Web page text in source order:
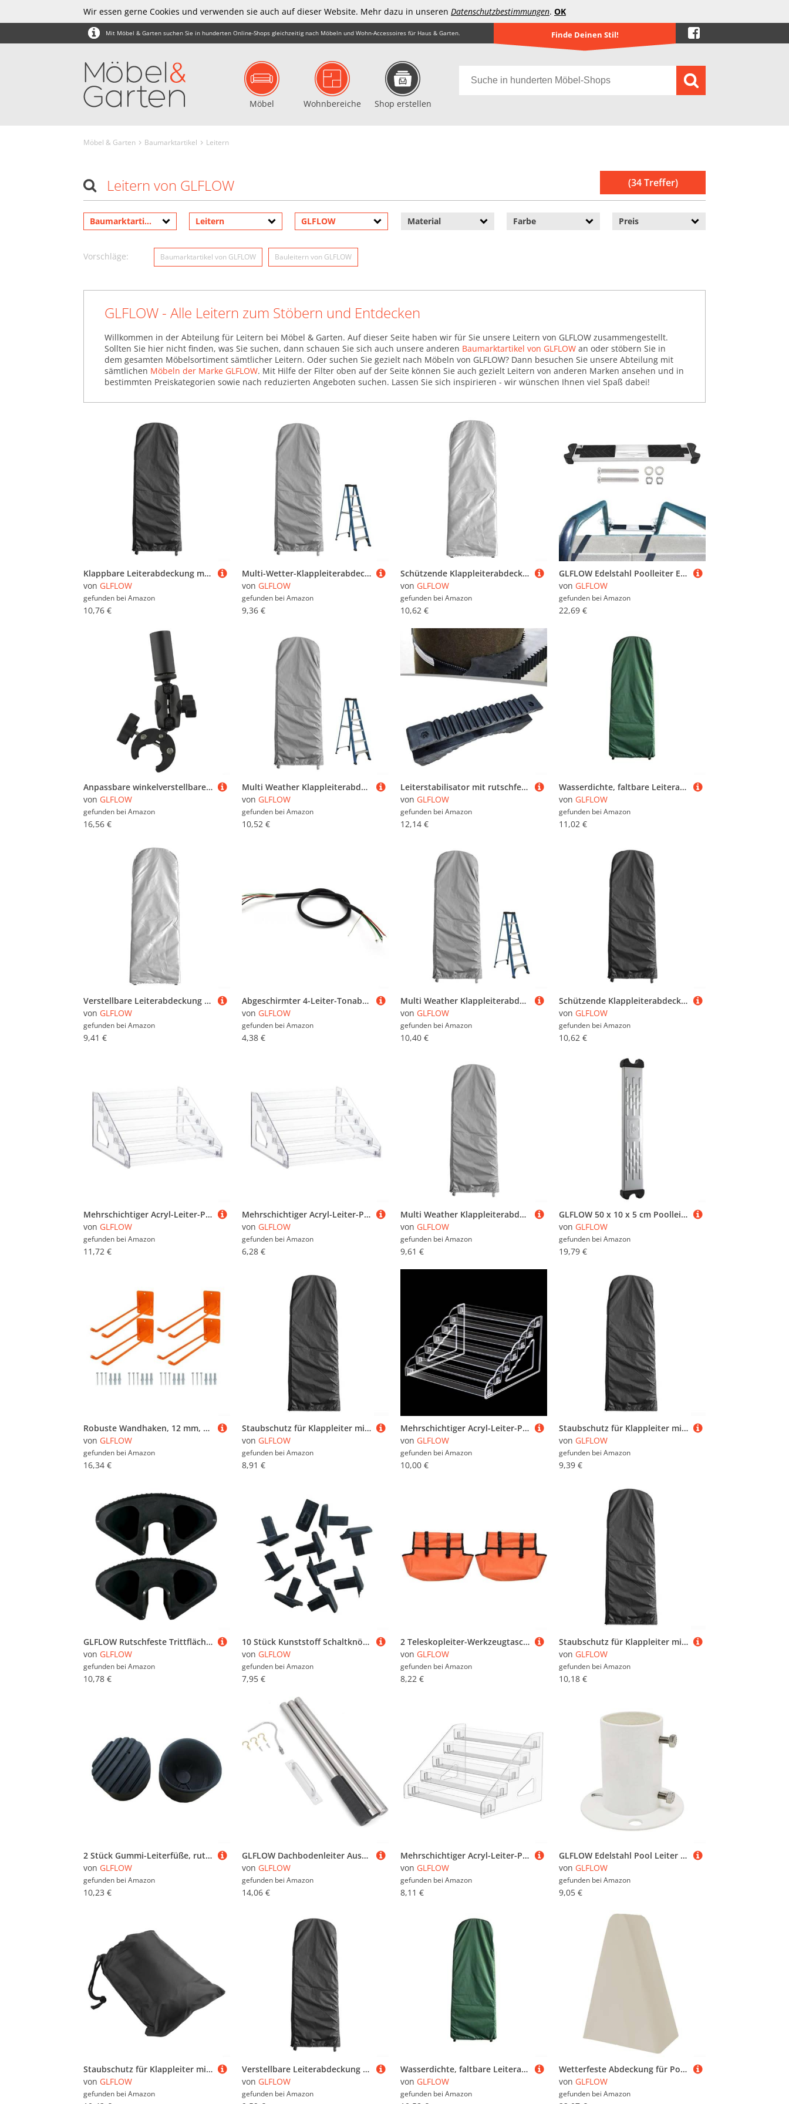
Wir essen gerne Cookies und verwenden sie auch auf dieser Website. Mehr dazu in unseren Datenschutzbestimmungen. OK
Mit Möbel & Garten suchen Sie in hunderten Online-Shops gleichzeitig nach Möbeln und Wohn-Accessoires für Haus & Garten. Finde Deinen Stil!
Möbel Wohnbereiche Shop erstellen
Möbel & Garten Baumarktartikel Leitern
(34 Treffer)
Leitern von GLFLOW
Baumarktartikel Leitern GLFLOW Material Farbe Preis
Vorschläge: Baumarktartikel von GLFLOW Bauleitern von GLFLOW
GLFLOW - Alle Leitern zum Stöbern und Entdecken
Willkommen in der Abteilung für Leitern bei Möbel & Garten. Auf dieser Seite haben wir für Sie unsere Leitern von GLFLOW zusammengestellt.
Sollten Sie hier nicht finden, was Sie suchen, dann schauen Sie sich auch unsere anderen Baumarktartikel von GLFLOW an oder stöbern Sie in
dem gesamten Möbelsortiment sämtlicher Leitern. Oder suchen Sie gezielt nach Möbeln von GLFLOW? Dann besuchen Sie unsere Abteilung mit
sämtlichen Möbeln der Marke GLFLOW. Mit Hilfe der Filter oben auf der Seite können Sie auch gezielt Leitern von anderen Marken ansehen und in
bestimmten Preiskategorien sowie nach reduzierten Angeboten suchen. Lassen Sie sich inspirieren - wir wünschen Ihnen viel Spaß dabei!
Klappbare Leiterabdeckung mit verstellbarem Kordelzug, aus wasserdichtem 210D-Oxford-Gewebe, entworfen zum Schutz der Leitern während der Lagerung und des Transports im Freien (schwarz)
von GLFLOW
gefunden bei Amazon
10,76 €
Multi-Wetter-Klappleiterabdeckung zum Schutz im Freien vor Elementen (50 x 124 x 6,5 cm, grün)
von GLFLOW
gefunden bei Amazon
9,36 €
Schützende Klappleiterabdeckung mit verstellbarem Kordelzug, aus wasserdichtem 210D-Oxford-Tuch, schützt die Leiter vor Schmutz, Staub und Witterungseinflüssen (Silber)
von GLFLOW
gefunden bei Amazon
10,62 €
GLFLOW Edelstahl Poolleiter Ersatzstufe Schwimmbadleiter Stufen Ersatzpedale Schwimmen für mit Anti-Rutsch Gummipads 50 x 7,5 cm
von GLFLOW
gefunden bei Amazon
22,69 €
Anpassbare winkelverstellbare Klemmhalterung für Wohnmobil-Leitern, perfekt geeignet für verschiedene Aktivitäten
von GLFLOW
gefunden bei Amazon
16,56 €
Multi Weather Klappleiterabdeckung für Outdoor-Schutz vor Elementen (50 x 195 x 6,5 cm, grau)
von GLFLOW
gefunden bei Amazon
10,52 €
Leiterstabilisator mit rutschfester Matte für sicheren Leiteraufbau, Werkzeugaufbewahrung, geeignet für Leitern mit 4 cm Nut
von GLFLOW
gefunden bei Amazon
12,14 €
Wasserdichte, faltbare Leiterabdeckung mit Kordelzug, entworfen, um sicher zu passen und die Leiter vor Wasser, Staub und UV-Schäden zu schützen (50 x 195 x 12 cm)
von GLFLOW
gefunden bei Amazon
11,02 €
Verstellbare Leiterabdeckung für den Außenbereich, einfach zu entfernen und zu reinigen, für verschiedene Leitern (Silber)
von GLFLOW
gefunden bei Amazon
9,41 €
Abgeschirmter 4-Leiter-Tonabnehmerdraht für Gitarren-Schaltungsanschluss mit überlegener Geräuschunterdrückung und flexiblem Design
von GLFLOW
gefunden bei Amazon
4,38 €
Multi Weather Klappleiterabdeckung für Outdoor-Schutz vor Elementen (50 x 195 x 6,5 cm, grün)
von GLFLOW
gefunden bei Amazon
10,40 €
Schützende Klappleiterabdeckung mit verstellbarem Kordelzug, aus wasserdichtem 210D-Oxford-Tuch, schützt die Leiter vor Schmutz, Staub und Witterungseinflüssen (schwarz)
von GLFLOW
gefunden bei Amazon
10,62 €
Mehrschichtiger Acryl-Leiter-Präsentationsständer für die Organisation von Kosmetika, Ornamenten und Sammlerstücken, transparente Aufbewahrungsbox, geeignet für Heimdekoration und Einzelhandel (7
von GLFLOW
gefunden bei Amazon
11,72 €
Mehrschichtiger Acryl-Leiter-Präsentationsständer für die Organisation von Kosmetika, Ornamenten und Sammlerstücken, transparente Aufbewahrungsbox, geeignet für Heimdekoration und Einzelhandel (3
von GLFLOW
gefunden bei Amazon
6,28 €
Multi Weather Klappleiterabdeckung für Outdoor-Schutz vor Elementen (50 x 174 x 6,5 cm, grau)
von GLFLOW
gefunden bei Amazon
9,61 €
GLFLOW 50 x 10 x 5 cm Poolleiter, Ersatz-Tritt, Poolleiter, 304 Edelstahl, rutschfeste Stufe für den Außenbereich (Meerjungfrau-Pedale)
von GLFLOW
gefunden bei Amazon
19,79 €
Robuste Wandhaken, 12 mm, massives Eisen mit PVC-Beschichtung, für Garagenaufbewahrung von Leitern, Fahrrädern, Reifen und Gartengeräten, 4 Stück
von GLFLOW
gefunden bei Amazon
16,34 €
Staubschutz für Klappleiter mit 210D-Oxford-Material für verbesserten Schutz und Wartung (50 x 124 x 6,5 cm)
von GLFLOW
gefunden bei Amazon
8,91 €
Mehrschichtiger Acryl-Leiter-Präsentationsständer für die Organisation von Kosmetika, Ornamenten und Sammlerstücken, transparente Aufbewahrungsbox, geeignet für Heimdekoration und Einzelhandel (6
von GLFLOW
gefunden bei Amazon
10,00 €
Staubschutz für Klappleiter mit 210D-Oxford-Material für verbesserten Schutz und Wartung (50 x 154 x 6,5 cm)
von GLFLOW
gefunden bei Amazon
9,39 €
GLFLOW Rutschfeste Trittfläche für Schlafsaal, Fußstütze, Gummi-Stufenpolster für sicheren Zugang zu Etagenbetten, passend für die meisten College-Wohnheim-Leitertypen, 2 Stück, schwarz
von GLFLOW
gefunden bei Amazon
10,78 €
10 Stück Kunststoff Schaltknöpfe für Teleskopleiterschlösser Ersatzteile passend für verschiedene Erweiterungsleitermodelle
von GLFLOW
gefunden bei Amazon
7,95 €
2 Teleskopleiter-Werkzeugtaschen zum Aufbewahren und Organisieren von Werkzeugen und bieten gleichzeitig schnellen Zugriff für effizientes Arbeiten
von GLFLOW
gefunden bei Amazon
8,22 €
Staubschutz für Klappleiter mit 210D-Oxford-Material für verbesserten Schutz und Wartung (50 x 174 x 12 cm)
von GLFLOW
gefunden bei Amazon
10,18 €
2 Stück Gummi-Leiterfüße, rutschfeste runde Pads für Sicherheit und Bodenschutz für verschiedene Leitertypen
von GLFLOW
gefunden bei Amazon
10,23 €
GLFLOW Dachbodenleiter Ausziehsystem Kit Edelstahl Haken Ersatz für einfachen Zugang und erhöhte Sicherheit
von GLFLOW
gefunden bei Amazon
14,06 €
Mehrschichtiger Acryl-Leiter-Präsentationsständer für die Organisation von Kosmetika, Ornamenten und Sammlerstücken, transparente Aufbewahrungsbox, geeignet für Heimdekoration und Einzelhandel (5
von GLFLOW
gefunden bei Amazon
8,11 €
GLFLOW Edelstahl Pool Leiter Flansche Basis 3,8 cm Handlaufhalterung Schwimmbad Deck Geländer Boot Yacht Marine Hardware Weiß 75 mm Rostfreie Basishalterung
von GLFLOW
gefunden bei Amazon
9,05 €
Staubschutz für Klappleiter mit 210D-Oxford-Material für verbesserten Schutz und Wartung (50 x 195 x 6,5 cm)
von GLFLOW
gefunden bei Amazon
Verstellbare Leiterabdeckung für den Außenbereich, leicht zu entfernen und zu reinigen, für verschiedene Leitern (schwarz)
von GLFLOW
gefunden bei Amazon
Wasserdichte, faltbare Leiterabdeckung mit Kordelzug, entworfen, um sicher zu passen und die Leiter vor Wasser, Staub und UV-Schäden zu schützen (50 x 174 x 12 cm)
von GLFLOW
gefunden bei Amazon
Wetterfeste Abdeckung für Poolleiter, mit verstellbaren Funktionen für mehr Sicherheit und Schutz, Meterware, Weiß
von GLFLOW
gefunden bei Amazon